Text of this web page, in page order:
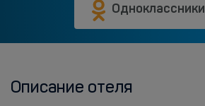
Одноклассники
Описание отеля